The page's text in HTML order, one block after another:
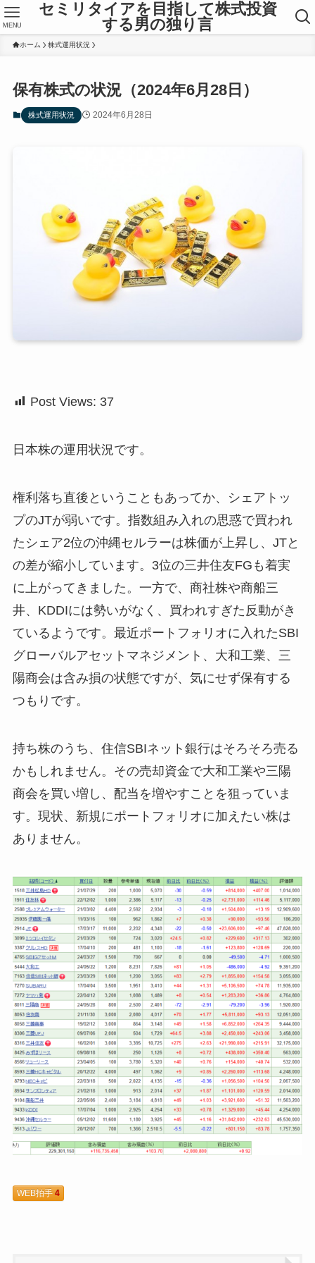
セミリタイアを目指して株式投資
する男の独り言
MENU
ホーム 株式運用状況
保有株式の状況（2024年6月28日）
株式運用状況 2024年6月28日
Post Views: 37
日本株の運用状況です。
権利落ち直後ということもあってか、シェアトッ
プのJTが弱いです。指数組み入れの思惑で買われ
たシェア2位の沖縄セルラーは株価が上昇し、JTと
の差が縮小しています。3位の三井住友FGも着実
に上がってきました。一方で、商社株や商船三
井、KDDIには勢いがなく、買われすぎた反動がき
ているようです。最近ポートフォリオに入れたSBI
グローバルアセットマネジメント、大和工業、三
陽商会は含み損の状態ですが、気にせず保有する
つもりです。
持ち株のうち、住信SBIネット銀行はそろそろ売る
かもしれません。その売却資金で大和工業や三陽
商会を買い増し、配当を増やすことを狙っていま
す。現状、新規にポートフォリオに加えたい株は
ありません。
WEB拍手 4